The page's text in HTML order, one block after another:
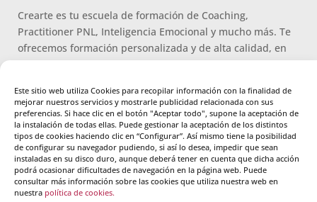
Este sitio web utiliza Cookies para recopilar información con la finalidad de
mejorar nuestros servicios y mostrarle publicidad relacionada con sus
preferencias. Si hace clic en el botón "Aceptar todo", supone la aceptación de
la instalación de todas ellas. Puede gestionar la aceptación de los distintos
tipos de cookies haciendo clic en “Configurar”. Así mismo tiene la posibilidad
de configurar su navegador pudiendo, si así lo desea, impedir que sean
instaladas en su disco duro, aunque deberá tener en cuenta que dicha acción
podrá ocasionar dificultades de navegación en la página web. Puede
consultar más información sobre las cookies que utiliza nuestra web en
nuestra política de cookies.
Crearte es tu escuela de formación de Coaching,
Practitioner PNL, Inteligencia Emocional y mucho más. Te
ofrecemos formación personalizada y de alta calidad, en
grupos reducidos y con seguimiento individual, tanto
Descubre QUIENES SOMOS.
Crearte Coaching
C/ Miguel Yuste 17, 28037 Madrid, España